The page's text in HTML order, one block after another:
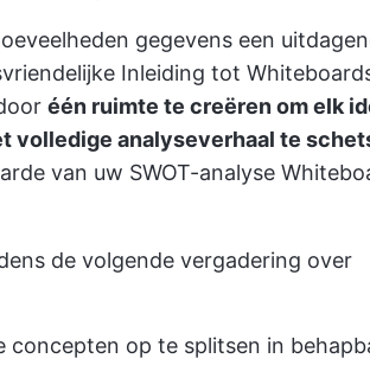
gegevens een
Inleiding tot
één ruimte te creëren om elk
volledige analyseverhaal te
van uw SWOT-analyse
de volgende vergadering over
concepten op te splitsen in